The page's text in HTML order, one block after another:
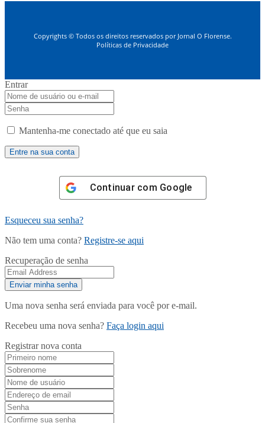
Copyrights © Todos os direitos reservados por Jornal O Florense.
Políticas de Privacidade
Entrar
Mantenha-me conectado até que eu saia
Continuar com Google
Esqueceu sua senha?
Não tem uma conta? Registre-se aqui
Recuperação de senha
Uma nova senha será enviada para você por e-mail.
Recebeu uma nova senha? Faça login aqui
Registrar nova conta